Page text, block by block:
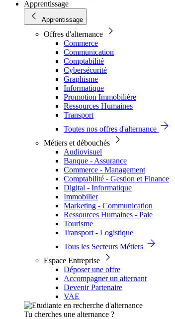
Apprentissage
Apprentissage
Offres d'alternance
Commerce
Communication
Comptabilité
Cybersécurité
Graphisme
Informatique
Promotion Immobilière
Ressources Humaines
Transport
Toutes nos offres d'alternance
Métiers et débouchés
Audiovisuel
Banque - Assurance
Commerce - Management
Comptabilité - Gestion et Finance
Digital - Informatique
Immobilier
Marketing - Communication
Ressources Humaines - Paie
Tourisme
Transport - Logistique
Tous les Secteurs Métiers
Espace Entreprise
Déposer une offre
Accompagner un alternant
Devenir Partenaire
VAE
Tu cherches une alternance ?